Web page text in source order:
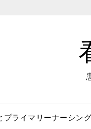
プライマリーナーシン